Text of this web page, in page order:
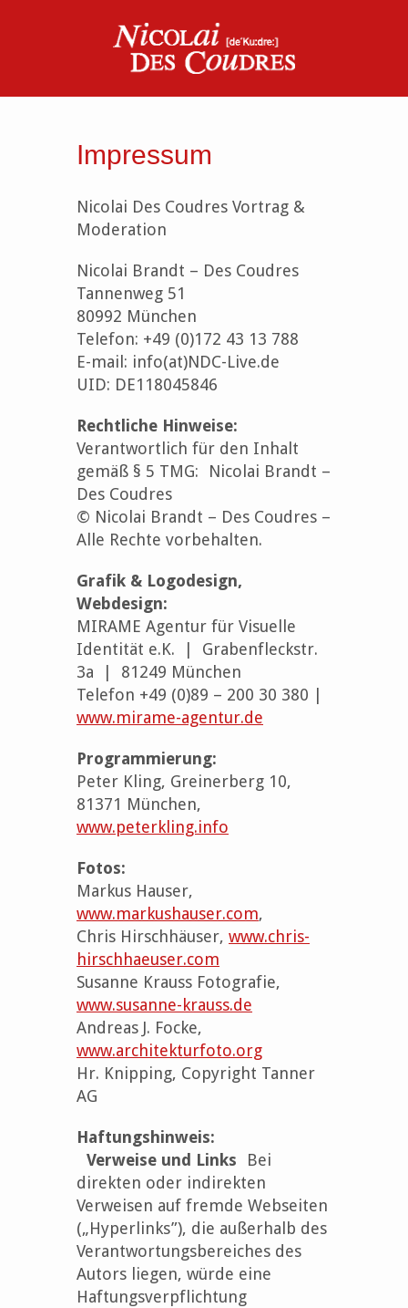
Impressum
Nicolai Des Coudres Vortrag &
Moderation
Nicolai Brandt – Des Coudres
Tannenweg 51
80992 München
Telefon: +49 (0)172 43 13 788
E-mail: info(at)NDC-Live.de
UID: DE118045846
Rechtliche Hinweise:
Verantwortlich für den Inhalt
gemäß § 5 TMG: Nicolai Brandt –
Des Coudres
© Nicolai Brandt – Des Coudres –
Alle Rechte vorbehalten.
Grafik & Logodesign,
Webdesign:
MIRAME Agentur für Visuelle
Identität e.K. | Grabenfleckstr.
3a | 81249 München
Telefon +49 (0)89 – 200 30 380 |
www.mirame-agentur.de
Programmierung:
Peter Kling, Greinerberg 10,
81371 München,
www.peterkling.info
Fotos:
Markus Hauser,
www.markushauser.com,
Chris Hirschhäuser, www.chris-
hirschhaeuser.com
Susanne Krauss Fotografie,
www.susanne-krauss.de
Andreas J. Focke,
www.architekturfoto.org
Hr. Knipping, Copyright Tanner
AG
Haftungshinweis:
Verweise und Links Bei
direkten oder indirekten
Verweisen auf fremde Webseiten
(„Hyperlinks”), die außerhalb des
Verantwortungsbereiches des
Autors liegen, würde eine
Haftungsverpflichtung